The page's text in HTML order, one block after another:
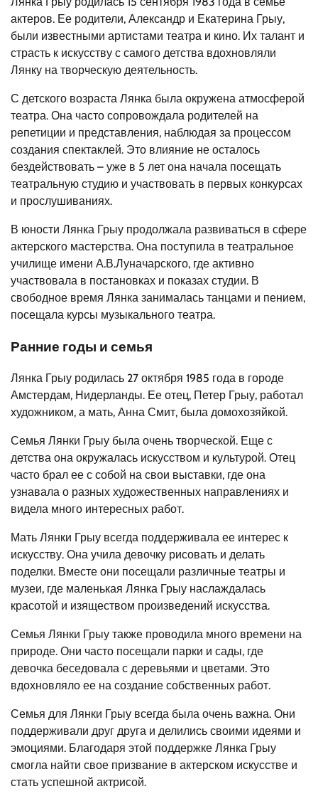
актеров. Ее родители, Александр и Екатерина Грыу,
были известными артистами театра и кино. Их талант и
страсть к искусству с самого детства вдохновляли
Лянку на творческую деятельность.
С детского возраста Лянка была окружена атмосферой
театра. Она часто сопровождала родителей на
репетиции и представления, наблюдая за процессом
создания спектаклей. Это влияние не осталось
бездействовать – уже в 5 лет она начала посещать
театральную студию и участвовать в первых конкурсах
и прослушиваниях.
В юности Лянка Грыу продолжала развиваться в сфере
актерского мастерства. Она поступила в театральное
училище имени А.В.Луначарского, где активно
участвовала в постановках и показах студии. В
свободное время Лянка занималась танцами и пением,
посещала курсы музыкального театра.
Ранние годы и семья
Лянка Грыу родилась 27 октября 1985 года в городе
Амстердам, Нидерланды. Ее отец, Петер Грыу, работал
художником, а мать, Анна Смит, была домохозяйкой.
Семья Лянки Грыу была очень творческой. Еще с
детства она окружалась искусством и культурой. Отец
часто брал ее с собой на свои выставки, где она
узнавала о разных художественных направлениях и
видела много интересных работ.
Мать Лянки Грыу всегда поддерживала ее интерес к
искусству. Она учила девочку рисовать и делать
поделки. Вместе они посещали различные театры и
музеи, где маленькая Лянка Грыу наслаждалась
красотой и изяществом произведений искусства.
Семья Лянки Грыу также проводила много времени на
природе. Они часто посещали парки и сады, где
девочка беседовала с деревьями и цветами. Это
вдохновляло ее на создание собственных работ.
Семья для Лянки Грыу всегда была очень важна. Они
поддерживали друг друга и делились своими идеями и
эмоциями. Благодаря этой поддержке Лянка Грыу
смогла найти свое призвание в актерском искусстве и
стать успешной актрисой.